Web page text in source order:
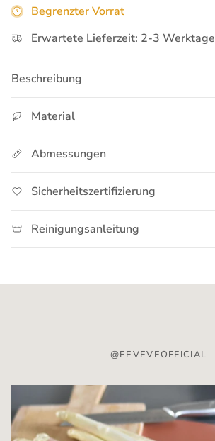
Begrenzter Vorrat
Erwartete Lieferzeit: 2-3 Werktage
Beschreibung
Material
Abmessungen
Sicherheitszertifizierung
Reinigungsanleitung
@EEVEVEOFFICIAL